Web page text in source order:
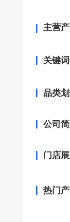
主营
关键
品类
公司
门店
热门